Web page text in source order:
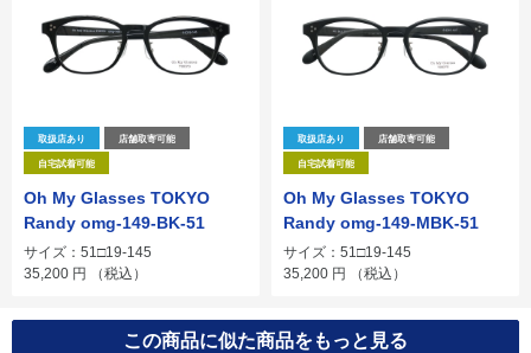
取扱店あり 店舗取寄可能
自宅試着可能
Oh My Glasses TOKYO
Randy omg-149-BK-51
サイズ：51□19-145
35,200 円 （税込）
取扱店あり 店舗取寄可能
自宅試着可能
Oh My Glasses TOKYO
Randy omg-149-MBK-51
サイズ：51□19-145
35,200 円 （税込）
この商品に似た商品をもっと見る